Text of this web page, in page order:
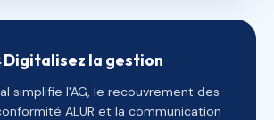
Digitalisez la gestion
simplifie l'AG, le recouvrement des
ALUR et la communication